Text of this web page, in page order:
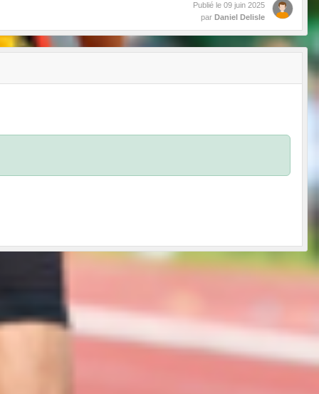
Publié le 09 juin 2025
par Daniel Delisle